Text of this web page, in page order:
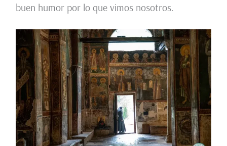
buen humor por lo que vimos nosotros.